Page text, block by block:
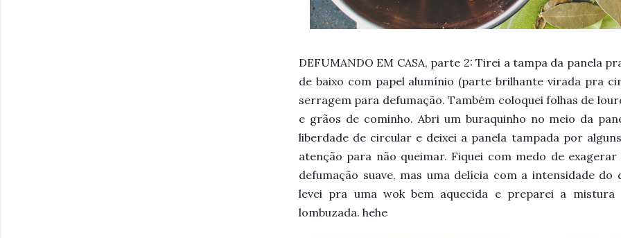
DEFUMANDO EM CASA, parte 2: Tirei a tampa da panela
de baixo com papel alumínio (parte brilhante virada pra
serragem para defumação. Também coloquei folhas de
e grãos de cominho. Abri um buraquinho no meio da
liberdade de circular e deixei a panela tampada por
atenção para não queimar. Fiquei com medo de
defumação suave, mas uma delícia com a intensidade
levei pra uma wok bem aquecida e preparei a mistura
lombuzada. hehe